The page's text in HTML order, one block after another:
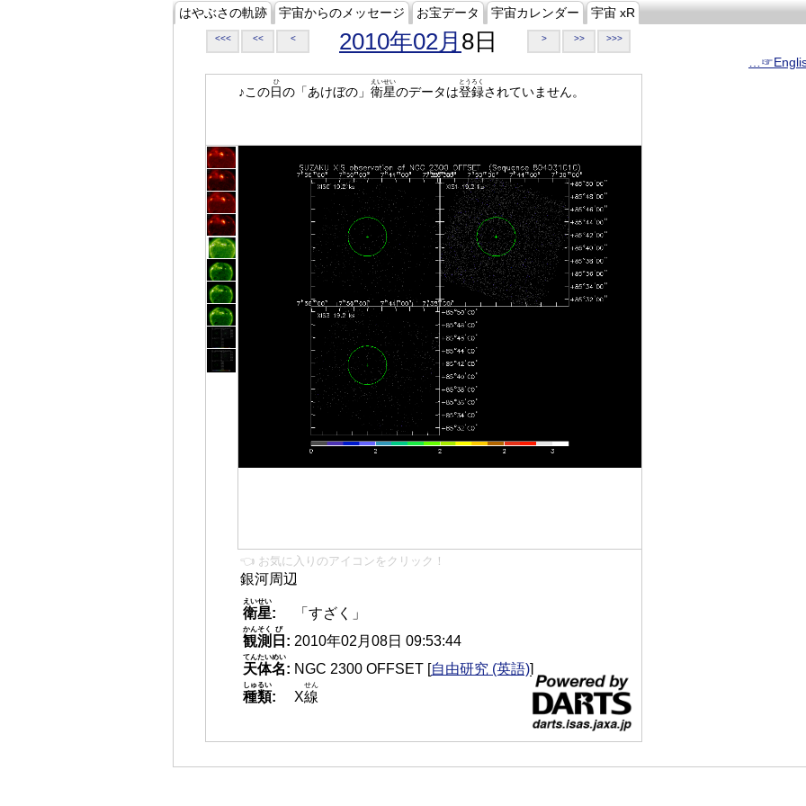
はやぶさの軌跡 宇宙からのメッセージ お宝データ 宇宙カレンダー 宇宙 xR
<<< << < 2010年02月 8日 > >> >>>
♪この日
ひ
の「あけぼの」 衛星
えいせい
のデータは登録
とうろく
されていません。
👈 お気に入りのアイコンをクリック！
銀河周辺
衛星
えいせい
:
「すざく」
観測
かんそく
日
び
: 2010年02月08日 09:53:44
天体名
てんたいめい
: NGC 2300 OFFSET [自由研究 (英語)]
種類
しゅるい
: X線
せん